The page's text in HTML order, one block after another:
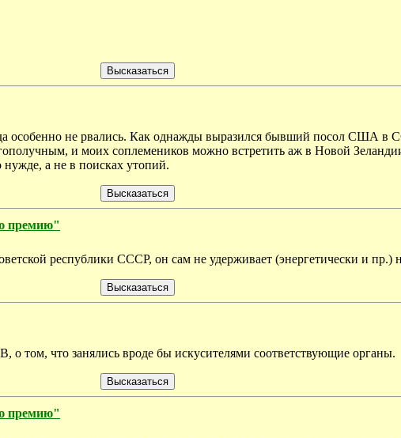
особенно не рвались. Как однажды выразился бывший посол США
и моих соплемеников можно встретить аж в Новой
а не в поисках утопий.
премию"
республики СССР, он сам не удерживает (энергетически и
том, что занялись вроде бы искусителями соответствующие органы.
премию"